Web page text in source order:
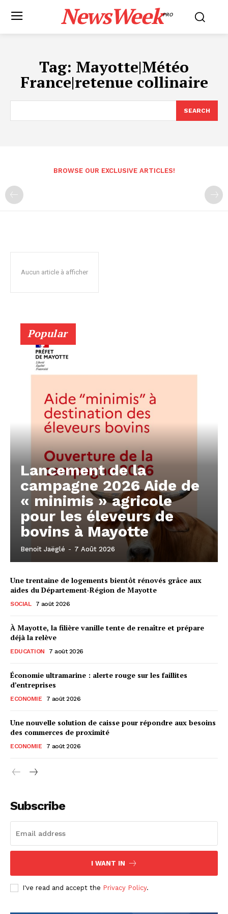
NewsWeekPRO
Tag: Mayotte|Météo
France|retenue collinaire
SEARCH
BROWSE OUR EXCLUSIVE ARTICLES!
Aucun article à afficher
Popular
Lancement de la
campagne 2026 Aide de
« minimis » agricole
pour les éleveurs de
bovins à Mayotte
Benoit Jaëglé - 7 Août 2026
Une trentaine de logements bientôt rénovés grâce aux
aides du Département-Région de Mayotte
SOCIAL 7 août 2026
À Mayotte, la filière vanille tente de renaître et prépare
déjà la relève
EDUCATION 7 août 2026
Économie ultramarine : alerte rouge sur les faillites
d’entreprises
ECONOMIE 7 août 2026
Une nouvelle solution de caisse pour répondre aux besoins
des commerces de proximité
ECONOMIE 7 août 2026
Subscribe
I WANT IN
I've read and accept the Privacy Policy.